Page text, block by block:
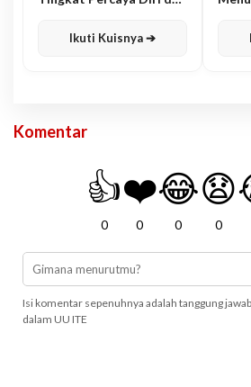
Ikuti Kuisnya ➔
Komentar
👍
0
❤️
0
😂
0
😧
0
Isi komentar sepenuhnya adalah tanggung
dalam UU ITE